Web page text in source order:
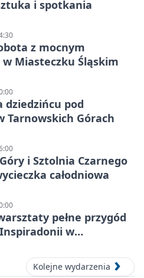
i spotkania
z mocnym
Miasteczku Śląskim
dziedzińcu pod
Tarnowskich Górach
i Sztolnia Czarnego
całodniowa
pełne przygód
w
Kolejne wydarzenia